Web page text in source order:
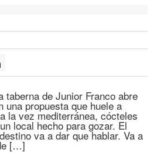
taberna de Junior Franco abre
una propuesta que huele a
la vez mediterránea, cócteles
local hecho para gozar. El
va a dar que hablar. Va a
[…]